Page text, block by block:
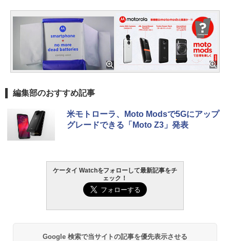
編集部のおすすめ記事
米モトローラ、Moto Modsで5Gにアップ
グレードできる「Moto Z3」発表
ケータイ Watchをフォローして最新記事をチ
ェック！
Google 検索で当サイトの記事を優先表示させる